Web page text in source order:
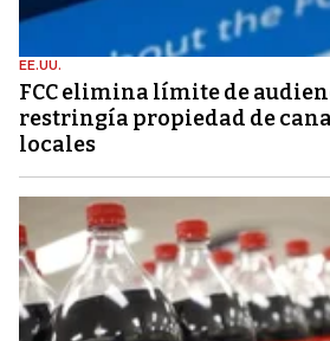
EE.UU.
FCC elimina límite de
restringía propiedad de
locales